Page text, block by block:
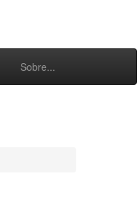
Sobre...